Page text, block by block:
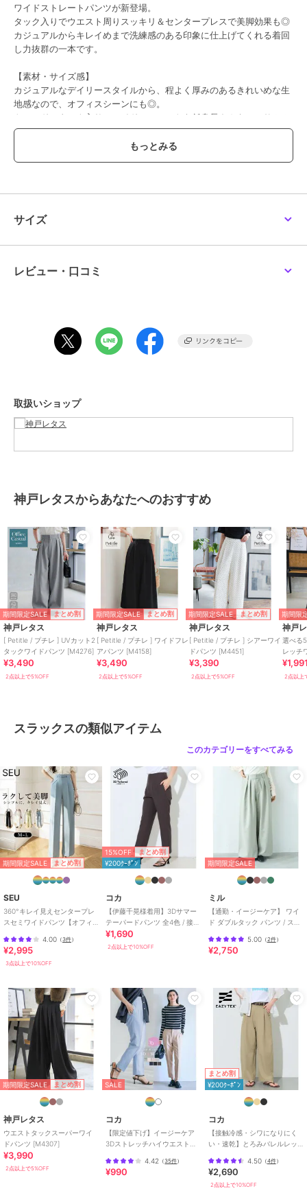
ワイドストレートパンツが新登場。
タック入りでウエスト周りスッキリ＆センタープレスで美脚効果も◎
カジュアルからキレイめまで洗練感のある印象に仕上げてくれる着回
し力抜群の一本です。
【素材・サイズ感】
カジュアルなデイリースタイルから、程よく厚みのあるきれいめな生
地感なので、オフィスシーンにも◎。
トレンドのタック入りのワイドシルエットを低身長さんもハンサム＆
きれいに着こなせる丈感に仕上げました。
ブランド
性別タイプ
ク、ベージュ、ストライプ、ライ
トベージュ、ピンク、ライムイエ
素材
(表地)ポリエステル95% ポリウレ
綿52% ポリエステル48%
【杢グレー】
ポリエステル81% レーヨン14% ポ
リウレタン5%
【オフホワイト・デニムライク・
杢グレー以外】
ポリエステル95% ポリウレタン
5%
※生産時期によりデニムライクは
混率が2種類ございます。 伸縮
性・生地感に若干の差異はござい
商品のお取り扱い方法
ライプ
ワイド・バギー/
レートパンツ
ライフスタイル
/ カジュアル
ニー・入学式・卒業式
スラックス
ポリエステル素材/無地 /スト
レートパンツ/ライフスタイル
ビジネス
セレモ
ニー・入学式・卒業式
原産国 中国
サイズ
レビュー・口コミ
取扱いショップ
神戸レタスからあなたへのおすすめ
期間限定SALE まとめ割
神戸レタス
[ Petitle / プチレ ] UVカット2
タックワイドパンツ [M4276]
¥3,490
2点以上で5%OFF
期間限定SALE まとめ割
神戸レタス
[ Petitle / プチレ ] ワイドフレ
アパンツ [M4158]
¥3,490
2点以上で5%OFF
期間限定SALE まとめ割
神戸レタス
[ Petitle / プチレ ] シアーワイ
ドパンツ [M4451]
¥3,390
2点以上で5%OFF
期間限
神戸
選べる
レッチ
2点以上
スラックスの類似アイテム
このカテゴリーをすべてみる
期間限定SALE まとめ割
SEU
360°キレイ見えセンタープレ
スセミワイドパンツ【オフィ
ジュアル】
4.00 （3件）
¥2,995
3点以上で10%OFF
15%OFF まとめ割
¥200ｸｰﾎﾟﾝ
コカ
【伊藤千晃様着用】3Dサマー
テーパードパンツ 全4色 / 接触
冷感・シワになりにくい
¥1,690
2点以上で10%OFF
期間限定SALE
ミル
【通勤・イージーケア】 ワイ
ド ダブルタック パンツ / スラ
5.00（2件）
¥2,750
期間限定SALE まとめ割
神戸レタス
ウエストタックスーパーワイ
ドパンツ [M4307]
¥3,990
2点以上で5%OFF
SALE
コカ
【限定値下げ】イージーケア
3Dストレッチハイウエストパ
4.42 （35件）
¥990
まとめ割
¥200ｸｰﾎﾟﾝ
コカ
【接触冷感・シワになりにく
い・速乾】とろみバレルレッ
4.50（4件）
¥2,690
2点以上で10%OFF